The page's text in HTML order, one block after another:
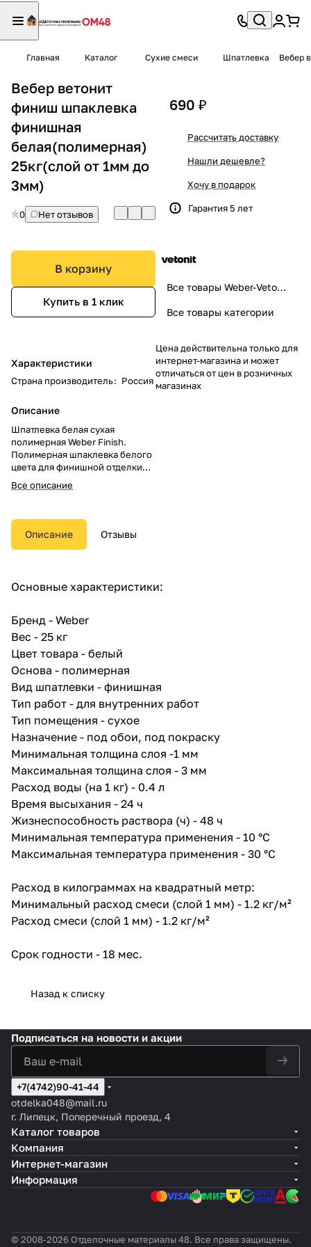
Главная Каталог Сухие смеси Шпатлевка Вебер
Вебер ветонит
финиш шпаклевка
финишная
белая(полимерная)
25кг(слой от 1мм до
3мм)
0 Нет отзывов
В корзину
Купить в 1 клик
Характеристики
Страна производитель: Россия
Описание
Шпатлевка белая сухая
полимерная Weber Finish.
Полимерная шпаклевка белого
цвета для финишной отделки
оснований внутри помещений.
Шпаклевка не является
выравнивания полов и
подготовку оснований под
облицовку плиткой.
Все описание
690 ₽
Рассчитать доставку
Нашли дешевле?
Хочу в подарок
Гарантия 5 лет
Все товары Weber-Vetonit
Все товары категории
Цена действительна только для
интернет-магазина и может
отличаться от цен в розничных
магазинах
Описание Отзывы
Основные характеристики:
Бренд - Weber
Вес - 25 кг
Цвет товара - белый
Основа - полимерная
Вид шпатлевки - финишная
Тип работ - для внутренних работ
Тип помещения - сухое
Назначение - под обои, под покраску
Минимальная толщина слоя -1 мм
Максимальная толщина слоя - 3 мм
Расход воды (на 1 кг) - 0.4 л
Время высыхания - 24 ч
Жизнеспособность раствора (ч) - 48 ч
Минимальная температура применения - 10 °C
Максимальная температура применения - 30 °C
Расход в килограммах на квадратный метр:
Минимальный расход смеси (слой 1 мм) - 1.2 кг/м²
Расход смеси (слой 1 мм) - 1.2 кг/м²
Срок годности - 18 мес.
Назад к списку
Подписаться на новости и акции
+7(4742)90-41-44
otdelka048@mail.ru
г. Липецк, Поперечный проезд, 4
Каталог товаров
Компания
Интернет-магазин
Информация
© 2008-2026 Отделочные материалы 48. Все права защищены.